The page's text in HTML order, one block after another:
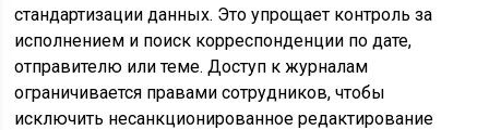
стандартизации данных. Это упрощает контроль за
исполнением и поиск корреспонденции по дате,
отправителю или теме. Доступ к журналам
ограничивается правами сотрудников, чтобы
исключить несанкционированное редактирование